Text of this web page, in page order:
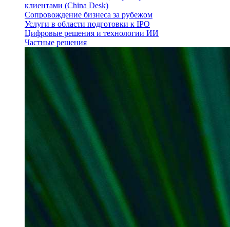
клиентами (China Desk)
Сопровождение бизнеса за рубежом
Услуги в области подготовки к IPO
Цифровые решения и технологии ИИ
Частные решения